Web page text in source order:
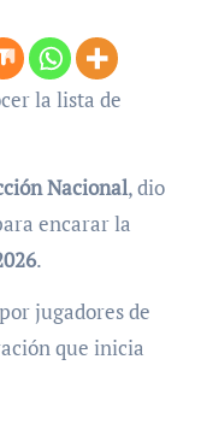
Nacional, dio
encarar la
.
jugadores de
que inicia